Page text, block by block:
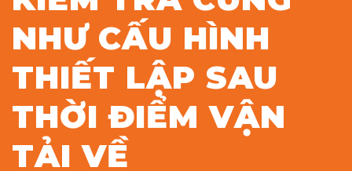
NHƯ CẤU HÌNH
THIẾT LẬP SAU
THỜI ĐIỂM VẬN
TẢI VỀ